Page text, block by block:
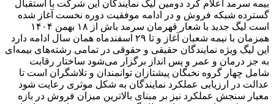
بیمه سرمد اعلام کرد دومین لیگ نمایندگان این شرکت با استقبال
گسترده شبکه فروش و در ادامه موفقیت دوره نخست آغاز شده
است لیگ جدید با شعار قهرمان سرمد باش از ۱۸ بهمن ۱۴۰۴
همزمان با نیمه شعبان آغاز و تا ۲۹ اسفندماه همان سال ادامه دارد
این لیگ ویژه نمایندگان حقیقی و حقوقی در تمامی رشته‌های بیمه‌ای
به جز درمان و عمر و پس انداز برگزار می‌شود ساختار رقابت
شامل چهار گروه نخبگان پیشتازان توانمندان و تلاشگران است تا
عدالت در ارزیابی عملکرد نمایندگان به شکل موثری رعایت شود
معیار سنجش عملکرد نیز بر مبنای بالاترین میزان فروش در بازه